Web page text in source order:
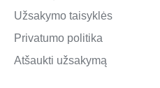
Užsakymo taisyklės
Privatumo politika
Atšaukti užsakymą